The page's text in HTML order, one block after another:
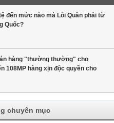
đến mức nào mà Lôi Quân phải từ
Quốc?
hàng "thường thường" cho
108MP hàng xịn độc quyền cho
chuyên mục